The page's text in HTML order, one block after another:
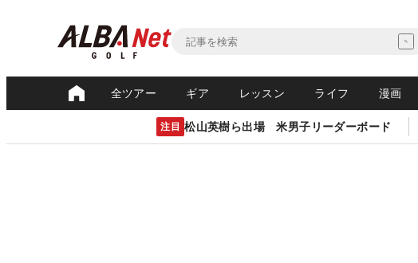
全ツアー ギア レッスン ライフ 漫画
注目 松山英樹ら出場 米男子リーダーボード